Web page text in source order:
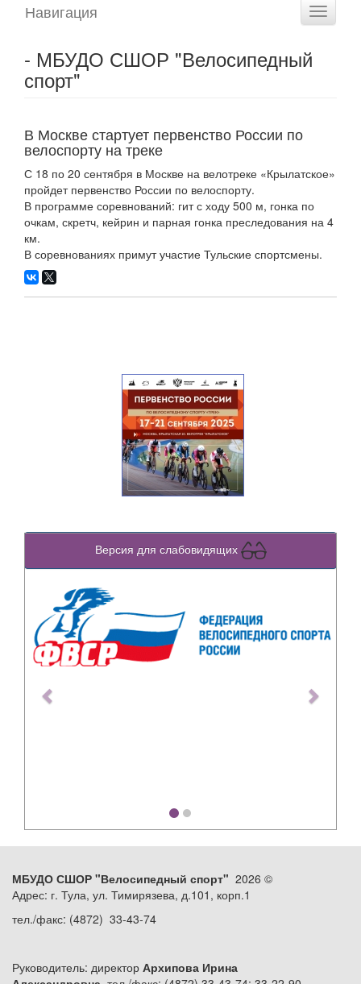
Toggle
Навигация
- МБУДО СШОР "Велосипедный
спорт"
В Москве стартует первенство России по
велоспорту на треке
С 18 по 20 сентября в Москве на велотреке «Крылатское»
пройдет первенство России по велоспорту.
В программе соревнований: гит с ходу 500 м, гонка по
очкам, скретч, кейрин и парная гонка преследования на 4
км.
В соревнованиях примут участие Тульские спортсмены.
Версия для слабовидящих
Previous
МБУДО СШОР "Велосипедный спорт" 2026 ©
Адрес: г. Тула, ул. Тимирязева, д.101, корп.1
тел./факс: (4872) 33-43-74
Руководитель: директор Архипова Ирина